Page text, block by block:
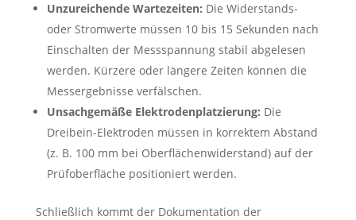
Unzureichende Wartezeiten: Die Widerstands-
oder Stromwerte müssen 10 bis 15 Sekunden nach
Einschalten der Messspannung stabil abgelesen
werden. Kürzere oder längere Zeiten können die
Messergebnisse verfälschen.
Unsachgemäße Elektrodenplatzierung: Die
Dreibein-Elektroden müssen in korrektem Abstand
(z. B. 100 mm bei Oberflächenwiderstand) auf der
Prüfoberfläche positioniert werden.
Schließlich kommt der Dokumentation der